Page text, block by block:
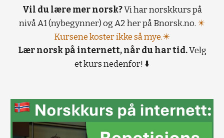
Vil du lære mer norsk?Vi har norskkurs på
nivå A1 (nybegynner) og A2 her på Bnorsk.no. ✴️
Kursene koster ikke så mye.✴️
Lær norsk på internett, når du har tid.Velg
et kurs nedenfor! ⬇️